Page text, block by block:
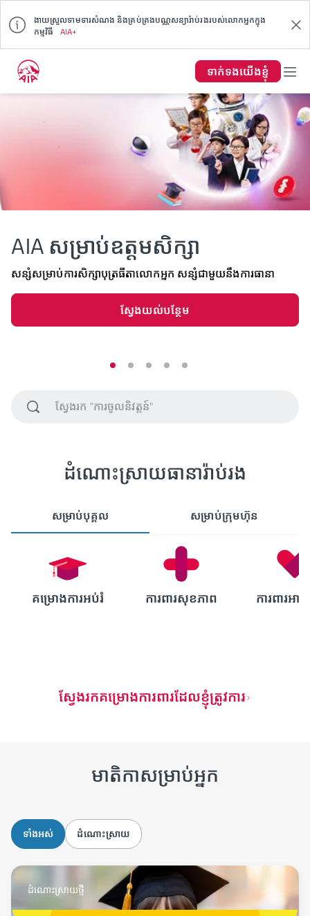
ងាយស្រួលទាមទារសំណង និងគ្រប់គ្រងបណ្ណសន្យារ៉ាប់រងរបស់លោកអ្នកក្នុង
កម្មវិធី
AIA+
ទាក់ទង​យើង​ខ្ញុំ
AIA សម្រាប់ឧត្តមសិក្សា
សន្សំសម្រាប់ការសិក្សាបុត្រធីតាលោកអ្នក សន្សំជាមួយនឹងការធានា
ស្វែងយល់បន្ថែម
ដំណោះស្រាយធានារ៉ាប់រង
សម្រាប់បុគ្គល សម្រាប់ក្រុមហ៊ុន
គម្រោងការអប់រំ ការពារសុខភាព ការពារអ
ស្វែងរកគម្រោងការពារដែលខ្ញុំត្រូវការ
មាតិកាសម្រាប់អ្នក
ទាំងអស់ ដំណោះស្រាយ
ដំណោះស្រាយថ្មី